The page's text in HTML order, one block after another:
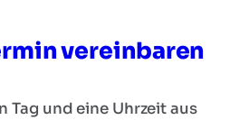
vereinbaren
Tag und eine Uhrzeit aus